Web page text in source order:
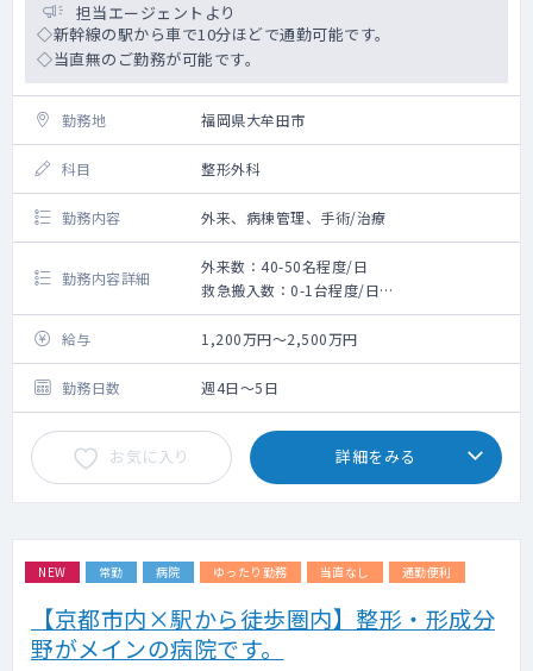
担当エージェントより
◇新幹線の駅から車で10分ほどで通勤可能です。
◇当直無のご勤務が可能です。
勤務地 福岡県大牟田市
科目 整形外科
勤務内容 外来、病棟管理、手術/治療
勤務内容詳細
外来数：40-50名程度/日
救急搬入数：0-1台程度/日
◇外来、病棟管理、手術の対応をお願いしま
す。
◇オペは月に数件程度、小オペのみで大きな
ものは他院に依頼しております。
◇当直は他の医師で対応しておりますので、
必須ではありません。
◇給与はご経験、年次に応じて変動いたしま
す。
給与 1,200万円～2,500万円
勤務日数 週4日～5日
お気に入り 詳細をみる
NEW 常勤 病院 ゆったり勤務 当直なし 通勤便利
【京都市内×駅から徒歩圏内】整形・形成分
野がメインの病院です。